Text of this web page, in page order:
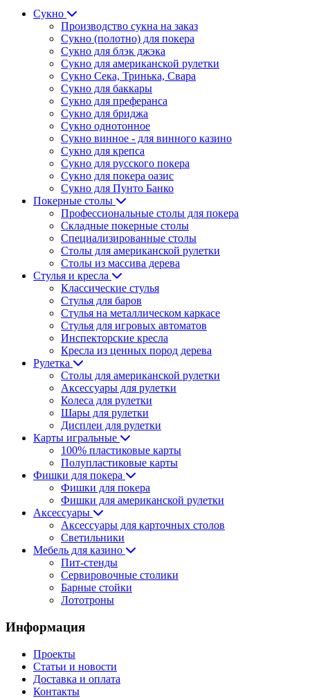
Сукно
Производство сукна на заказ
Сукно (полотно) для покера
Сукно для блэк джэка
Сукно для американской рулетки
Сукно Сека, Тринька, Свара
Сукно для баккары
Сукно для преферанса
Сукно для бриджа
Сукно однотонное
Сукно винное - для винного казино
Сукно для крепса
Сукно для русского покера
Сукно для покера оазис
Сукно для Пунто Банко
Покерные столы
Профессиональные столы для покера
Складные покерные столы
Специализированные столы
Столы для американской рулетки
Столы из массива дерева
Стулья и кресла
Классические стулья
Стулья для баров
Стулья на металлическом каркасе
Стулья для игровых автоматов
Инспекторские кресла
Кресла из ценных пород дерева
Рулетка
Столы для американской рулетки
Аксессуары для рулетки
Колеса для рулетки
Шары для рулетки
Дисплеи для рулетки
Карты игральные
100% пластиковые карты
Полупластиковые карты
Фишки для покера
Фишки для покера
Фишки для американской рулетки
Аксессуары
Аксессуары для карточных столов
Светильники
Мебель для казино
Пит-стенды
Сервировочные столики
Барные стойки
Лототроны
Информация
Проекты
Статьи и новости
Доставка и оплата
Контакты